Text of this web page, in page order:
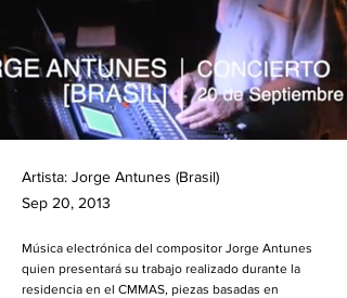
Artista: Jorge Antunes (Brasil)
Sep 20, 2013
Música electrónica del compositor Jorge Antunes
quien presentará su trabajo realizado durante la
residencia en el CMMAS, piezas basadas en